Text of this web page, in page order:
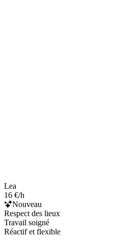
Lea
16 €/h
Nouveau
Respect des lieux
Travail soigné
Réactif et flexible